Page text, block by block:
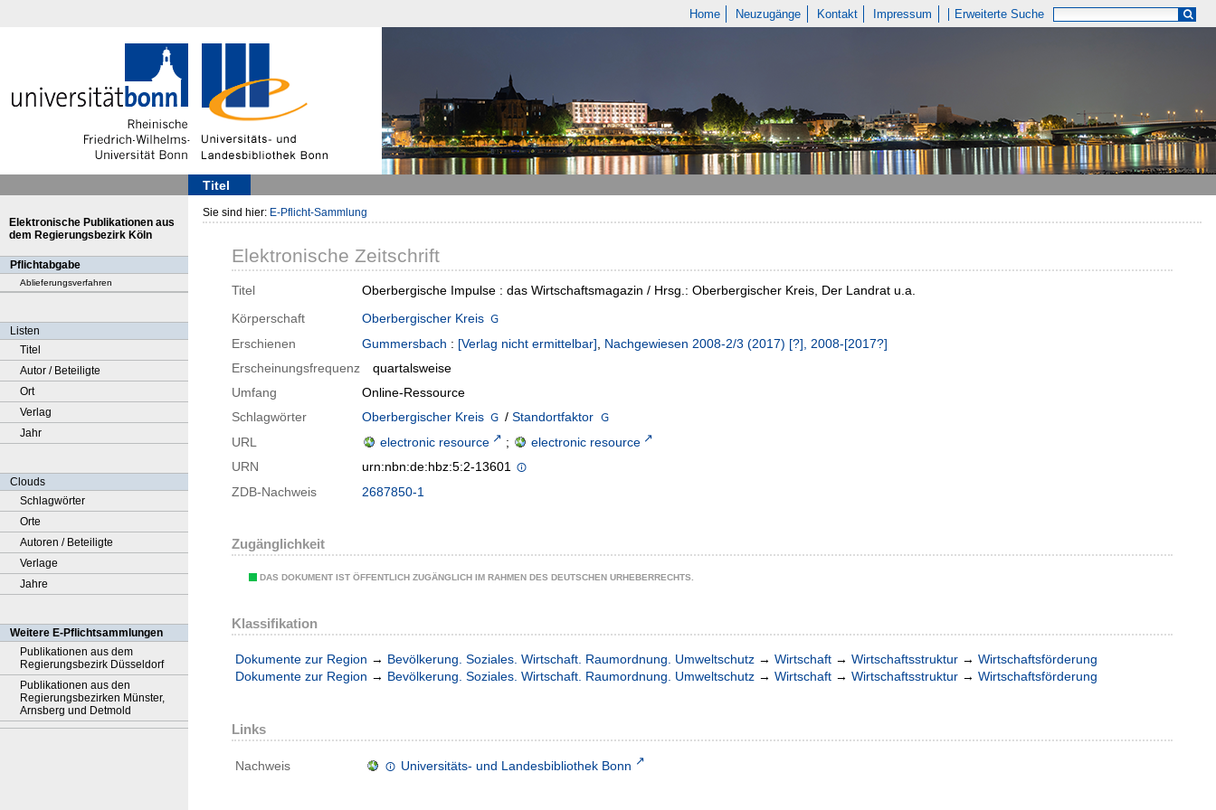
Home Neuzugänge Kontakt Impressum Erweiterte Suche
Titel
Elektronische Publikationen aus
dem Regierungsbezirk Köln
Pflichtabgabe
Ablieferungsverfahren
Listen
Titel
Autor / Beteiligte
Ort
Verlag
Jahr
Clouds
Schlagwörter
Orte
Autoren / Beteiligte
Verlage
Jahre
Weitere E-Pflichtsammlungen
Publikationen aus dem
Regierungsbezirk Düsseldorf
Publikationen aus den
Regierungsbezirken Münster,
Arnsberg und Detmold
Sie sind hier: E-Pflicht-Sammlung
Elektronische Zeitschrift
Titel
Oberbergische Impulse : das Wirtschaftsmagazin / Hrsg.: Oberbergischer Kreis, Der Landrat u.a.
Körperschaft
Oberbergischer Kreis
Erschienen
Gummersbach : [Verlag nicht ermittelbar], Nachgewiesen 2008-2/3 (2017) [?], 2008-[2017?]
Erscheinungsfrequenz
quartalsweise
Umfang
Online-Ressource
Schlagwörter
Oberbergischer Kreis / Standortfaktor
URL
electronic resource ;
electronic resource
URN
urn:nbn:de:hbz:5:2-13601
ZDB-Nachweis
2687850-1
Zugänglichkeit
DAS DOKUMENT IST ÖFFENTLICH ZUGÄNGLICH IM RAHMEN DES DEUTSCHEN URHEBERRECHTS.
Klassifikation
Dokumente zur Region → Bevölkerung. Soziales. Wirtschaft. Raumordnung. Umweltschutz → Wirtschaft → Wirtschaftsstruktur → Wirtschaftsförderung
Dokumente zur Region → Bevölkerung. Soziales. Wirtschaft. Raumordnung. Umweltschutz → Wirtschaft → Wirtschaftsstruktur → Wirtschaftsförderung
Links
Nachweis Universitäts- und Landesbibliothek Bonn